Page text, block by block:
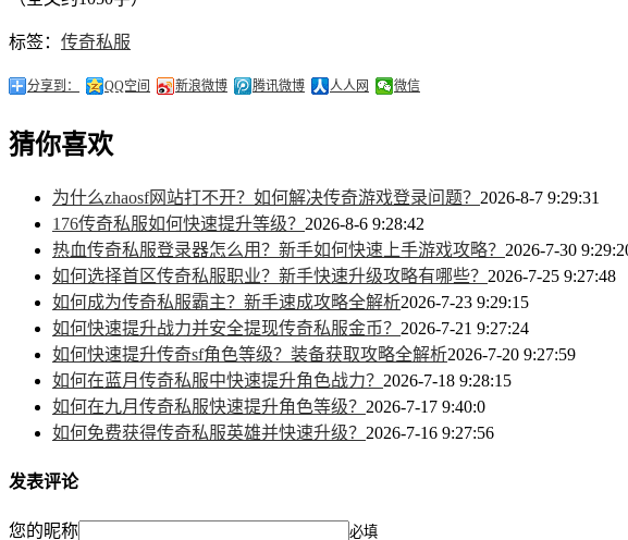
标签： 传奇私服
分享到： QQ空间 新浪微博 腾讯微博 人人网 微信
猜你喜欢
为什么zhaosf网站打不开？如何解决传奇游戏登录问题？ 2026-8-7 9:29:31
176传奇私服如何快速提升等级？ 2026-8-6 9:28:42
热血传奇私服登录器怎么用？新手如何快速上手游戏攻略？ 2026-7-30
如何选择首区传奇私服职业？新手快速升级攻略有哪些？ 2026-7-25 9:27:48
如何成为传奇私服霸主？新手速成攻略全解析2026-7-23 9:29:15
如何快速提升战力并安全提现传奇私服金币？ 2026-7-21 9:27:24
如何快速提升传奇sf角色等级？装备获取攻略全解析2026-7-20 9:27:59
如何在蓝月传奇私服中快速提升角色战力？ 2026-7-18 9:28:15
如何在九月传奇私服快速提升角色等级？ 2026-7-17 9:40:0
如何免费获得传奇私服英雄并快速升级？ 2026-7-16 9:27:56
发表评论
您的昵称 必填